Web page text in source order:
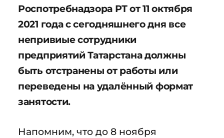
Роспотребнадзора РТ от 11 октября
2021 года с сегодняшнего дня все
непривиые сотрудники
предприятий Татарстана должны
быть отстранены от работы или
переведены на удалённый формат
занятости.
Напомним, что до 8 ноября